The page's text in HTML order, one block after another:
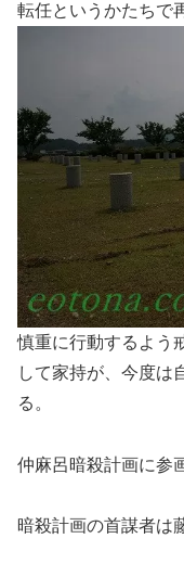
転任というかたちで
慎重に行動するよう
して家持が、今度は
る。
仲麻呂暗殺計画に参
暗殺計画の首謀者は